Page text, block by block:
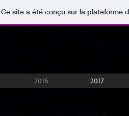
Ce site a été conçu sur la plateforme
2016 2017